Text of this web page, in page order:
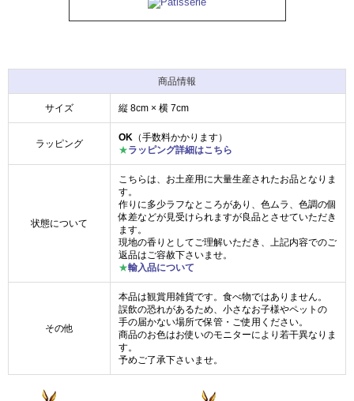
商品情報
サイズ 縦 8cm × 横 7cm
ラッピング
OK （手数料かかります）
★ラッピング詳細はこちら
状態について
こちらは、お土産用に大量生産されたお品となりま
す。
作りに多少ラフなところがあり、色ムラ、色調の個
体差などが見受けられますが良品とさせていただき
ます。
現地の香りとしてご理解いただき、上記内容でのご
返品はご容赦下さいませ。
★輸入品について
その他
本品は観賞用雑貨です。食べ物ではありません。
誤飲の恐れがあるため、小さなお子様やペットの
手の届かない場所で保管・ご使用ください。
商品のお色はお使いのモニターにより若干異なりま
す。
予めご了承下さいませ。